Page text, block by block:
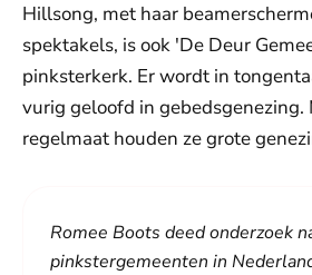
Hillsong, met haar
spektakels, is ook 'De Deur
pinksterkerk. Er wordt in
vurig geloofd in gebedsgenezing.
regelmaat houden ze grote
Romee Boots deed onderzoek
pinkstergemeenten in